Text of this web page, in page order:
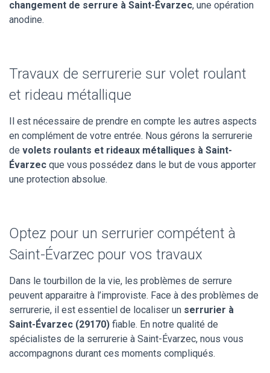
changement de serrure à Saint-Évarzec, une opération
anodine.
Travaux de serrurerie sur volet roulant
et rideau métallique
Il est nécessaire de prendre en compte les autres aspects
en complément de votre entrée. Nous gérons la serrurerie
de volets roulants et rideaux métalliques à Saint-
Évarzec que vous possédez dans le but de vous apporter
une protection absolue.
Optez pour un serrurier compétent à
Saint-Évarzec pour vos travaux
Dans le tourbillon de la vie, les problèmes de serrure
peuvent apparaitre à l’improviste. Face à des problèmes de
serrurerie, il est essentiel de localiser un serrurier à
Saint-Évarzec (29170) fiable. En notre qualité de
spécialistes de la serrurerie à Saint-Évarzec, nous vous
accompagnons durant ces moments compliqués.